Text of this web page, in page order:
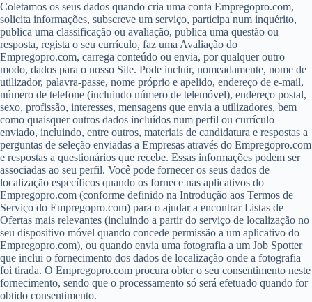
Coletamos os seus dados quando cria uma conta Empregopro.com,
solicita informações, subscreve um serviço, participa num inquérito,
publica uma classificação ou avaliação, publica uma questão ou
resposta, regista o seu currículo, faz uma Avaliação do
Empregopro.com, carrega conteúdo ou envia, por qualquer outro
modo, dados para o nosso Site. Pode incluir, nomeadamente, nome de
utilizador, palavra-passe, nome próprio e apelido, endereço de e-mail,
número de telefone (incluindo número de telemóvel), endereço postal,
sexo, profissão, interesses, mensagens que envia a utilizadores, bem
como quaisquer outros dados incluídos num perfil ou currículo
enviado, incluindo, entre outros, materiais de candidatura e respostas a
perguntas de seleção enviadas a Empresas através do Empregopro.com
e respostas a questionários que recebe. Essas informações podem ser
associadas ao seu perfil. Você pode fornecer os seus dados de
localização específicos quando os fornece nas aplicativos do
Empregopro.com (conforme definido na Introdução aos Termos de
Serviço do Empregopro.com) para o ajudar a encontrar Listas de
Ofertas mais relevantes (incluindo a partir do serviço de localização no
seu dispositivo móvel quando concede permissão a um aplicativo do
Empregopro.com), ou quando envia uma fotografia a um Job Spotter
que inclui o fornecimento dos dados de localização onde a fotografia
foi tirada. O Empregopro.com procura obter o seu consentimento neste
fornecimento, sendo que o processamento só será efetuado quando for
obtido consentimento.